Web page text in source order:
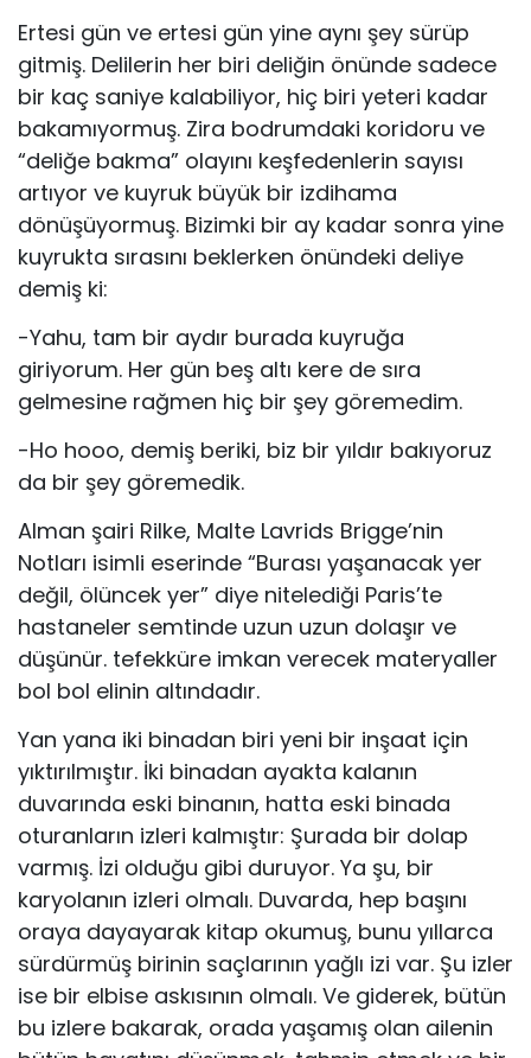
Ertesi gün ve ertesi gün yine aynı şey sürüp
gitmiş. Delilerin her biri deliğin önünde sadece
bir kaç saniye kalabiliyor, hiç biri yeteri kadar
bakamıyormuş. Zira bodrumdaki koridoru ve
“deliğe bakma” olayını keşfedenlerin sayısı
artıyor ve kuyruk büyük bir izdihama
dönüşüyormuş. Bizimki bir ay kadar sonra yine
kuyrukta sırasını beklerken önündeki deliye
demiş ki:
-Yahu, tam bir aydır burada kuyruğa
giriyorum. Her gün beş altı kere de sıra
gelmesine rağmen hiç bir şey göremedim.
-Ho hooo, demiş beriki, biz bir yıldır bakıyoruz
da bir şey göremedik.
Alman şairi Rilke, Malte Lavrids Brigge’nin
Notları isimli eserinde “Burası yaşanacak yer
değil, ölüncek yer” diye nitelediği Paris’te
hastaneler semtinde uzun uzun dolaşır ve
düşünür. tefekküre imkan verecek materyaller
bol bol elinin altındadır.
Yan yana iki binadan biri yeni bir inşaat için
yıktırılmıştır. İki binadan ayakta kalanın
duvarında eski binanın, hatta eski binada
oturanların izleri kalmıştır: Şurada bir dolap
varmış. İzi olduğu gibi duruyor. Ya şu, bir
karyolanın izleri olmalı. Duvarda, hep başını
oraya dayayarak kitap okumuş, bunu yıllarca
sürdürmüş birinin saçlarının yağlı izi var. Şu izler
ise bir elbise askısının olmalı. Ve giderek, bütün
bu izlere bakarak, orada yaşamış olan ailenin